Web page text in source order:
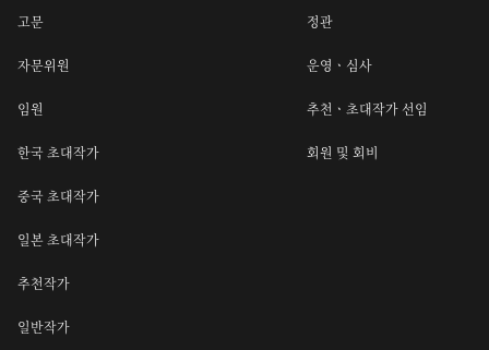
고문
자문위원
임원
한국 초대작가
중국 초대작가
일본 초대작가
추천작가
일반작가
정관
운영ㆍ심사
추천ㆍ초대작가 선임
회원 및 회비